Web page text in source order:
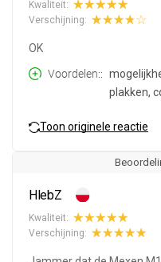
Kwaliteit:
Verschijning:
OK
Voordelen:
plakken,
Toon originele reactie
HlebZ
Kwaliteit:
Verschijning: